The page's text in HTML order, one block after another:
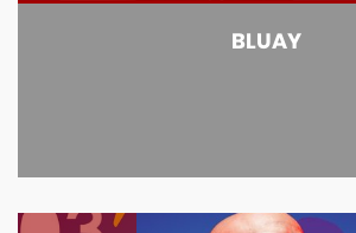
BLUAY